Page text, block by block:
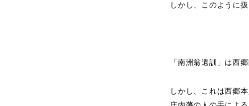
しかし、このように
「南洲翁遺訓」は西
しかし、これは西郷